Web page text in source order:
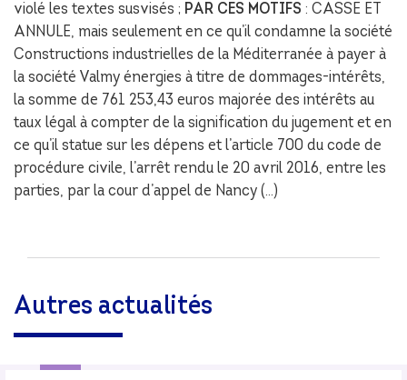
violé les textes susvisés ; PAR CES MOTIFS : CASSE ET
ANNULE, mais seulement en ce qu’il condamne la société
Constructions industrielles de la Méditerranée à payer à
la société Valmy énergies à titre de dommages-intérêts,
la somme de 761 253,43 euros majorée des intérêts au
taux légal à compter de la signification du jugement et en
ce qu’il statue sur les dépens et l’article 700 du code de
procédure civile, l’arrêt rendu le 20 avril 2016, entre les
parties, par la cour d’appel de Nancy (…)
Autres actualités